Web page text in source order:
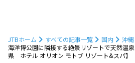
JTBホーム すべての記事一覧 国内 沖縄
海洋博公園に隣接する絶景リゾートで天然温
県 ホテル オリオン モトブ リゾート&スパ】